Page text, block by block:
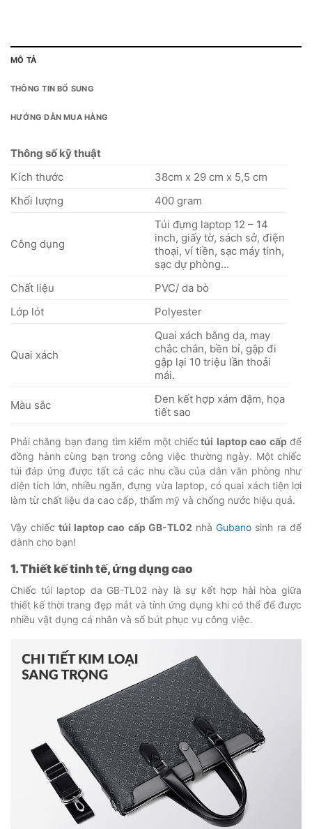
MÔ TẢ
THÔNG TIN BỔ SUNG
HƯỚNG DẪN MUA HÀNG
Thông số kỹ thuật
Kích thước
38cm x 29 cm x 5,5 cm
Khối lượng
400 gram
Công dụng
Túi đựng laptop 12 – 14
inch, giấy tờ, sách sở, điện
thoại, ví tiền, sạc máy tính,
sạc dự phòng…
Chất liệu
PVC/ da bò
Lớp lót
Polyester
Quai xách
Quai xách bằng da, may
chắc chắn, bền bỉ, gập đi
gập lại 10 triệu lần thoải
mái.
Màu sắc
Đen kết hợp xám đậm, họa
tiết sao
Phải chăng bạn đang tìm kiếm một chiếc túi laptop cao cấpđể
đồng hành cùng bạn trong công việc thường ngày. Một chiếc
túi đáp ứng được tất cả các nhu cầu của dân văn phòng như
diện tích lớn, nhiều ngăn, đựng vừa laptop, có quai xách tiện lợi
làm từ chất liệu da cao cấp, thẩm mỹ và chống nước hiệu quả.
Vậy chiếc túi laptop cao cấp GB-TL02 nhà Gubanosinh ra để
dành cho bạn!
1. Thiết kế tinh tế, ứng dụng cao
Chiếc túi laptop da GB-TL02 này là sự kết hợp hài hòa giữa
thiết kế thời trang đẹp mắt và tính ứng dụng khi có thể để được
nhiều vật dụng cá nhân và sổ bút phục vụ công việc.